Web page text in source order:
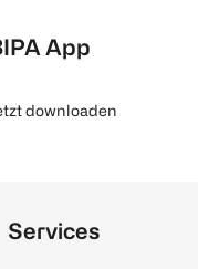
App
downloaden
Services